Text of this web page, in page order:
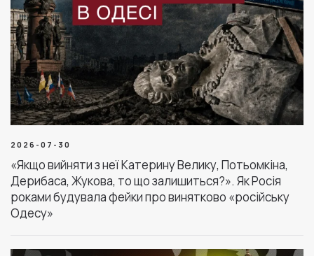
2026-07-30
«Якщо вийняти з неї Катерину Велику, Потьомкіна,
Дерибаса, Жукова, то що залишиться?». Як Росія
роками будувала фейки про винятково «російську
Одесу»